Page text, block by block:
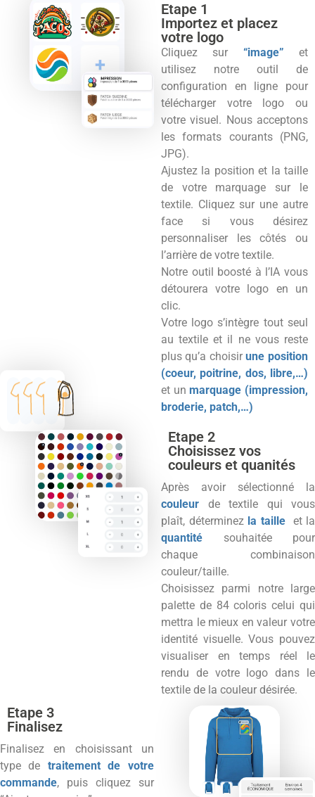
Etape 1
Importez et placez
votre logo
Cliquez sur “image” et
utilisez notre outil de
configuration en ligne pour
télécharger votre logo ou
votre visuel. Nous acceptons
les formats courants (PNG,
JPG).
Ajustez la position et la taille
de votre marquage sur le
textile. Cliquez sur une autre
face si vous désirez
personnaliser les côtés ou
l’arrière de votre textile.
Notre outil boosté à l’IA vous
détourera votre logo en un
clic.
Votre logo s’intègre tout seul
au textile et il ne vous reste
plus qu’a choisirune position
(coeur, poitrine, dos, libre,…)
et unmarquage (impression,
broderie, patch,…)
Etape 2
Choisissez vos
couleurs et quanités
Après avoir sélectionné la
couleur de textile qui vous
plaît, déterminez la taille et la
quantité souhaitée pour
chaque combinaison
couleur/taille.
Choisissez parmi notre large
palette de 84 coloris celui qui
mettra le mieux en valeur votre
identité visuelle. Vous pouvez
visualiser en temps réel le
rendu de votre logo dans le
textile de la couleur désirée.
Etape 3
Finalisez
Finalisez en choisissant un
type de traitement de votre
commande, puis cliquez sur